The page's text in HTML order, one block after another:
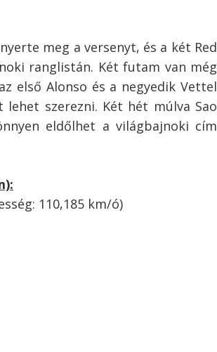
meg a versenyt, és a két Red
ranglistán. Két futam van még
első Alonso és a negyedik Vettel
szerezni. Két hét múlva Sao
eldőlhet a világbajnoki cím
110,185 km/ó)